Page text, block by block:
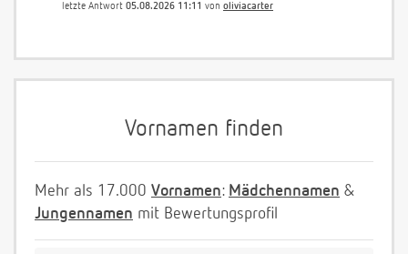
letzte Antwort 05.08.2026 11:11 von oliviacarter
Vornamen finden
Mehr als 17.000 Vornamen: Mädchennamen &
Jungennamen mit Bewertungsprofil